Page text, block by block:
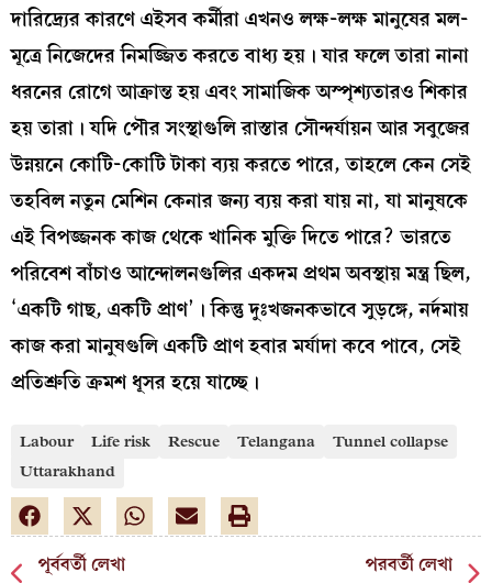
দারিদ্র্যের কারণে এইসব কর্মীরা এখনও লক্ষ-লক্ষ মানুষের মল-
মূত্রে নিজেদের নিমজ্জিত করতে বাধ্য হয়। যার ফলে তারা নানা
ধরনের রোগে আক্রান্ত হয় এবং সামাজিক অস্পৃশ্যতারও শিকার
হয় তারা। যদি পৌর সংস্থাগুলি রাস্তার সৌন্দর্যায়ন আর সবুজের
উন্নয়নে কোটি-কোটি টাকা ব্যয় করতে পারে, তাহলে কেন সেই
তহবিল নতুন মেশিন কেনার জন্য ব্যয় করা যায় না, যা মানুষকে
এই বিপজ্জনক কাজ থেকে খানিক মুক্তি দিতে পারে? ভারতে
পরিবেশ বাঁচাও আন্দোলনগুলির একদম প্রথম অবস্থায় মন্ত্র ছিল,
‘একটি গাছ, একটি প্রাণ’। কিন্তু দুঃখজনকভাবে সুড়ঙ্গে, নর্দমায়
কাজ করা মানুষগুলি একটি প্রাণ হবার মর্যাদা কবে পাবে, সেই
প্রতিশ্রুতি ক্রমশ ধূসর হয়ে যাচ্ছে।
Labour Life risk Rescue Telangana
Tunnel collapse
Uttarakhand
পূর্ববর্তী লেখা পরবর্তী লেখা